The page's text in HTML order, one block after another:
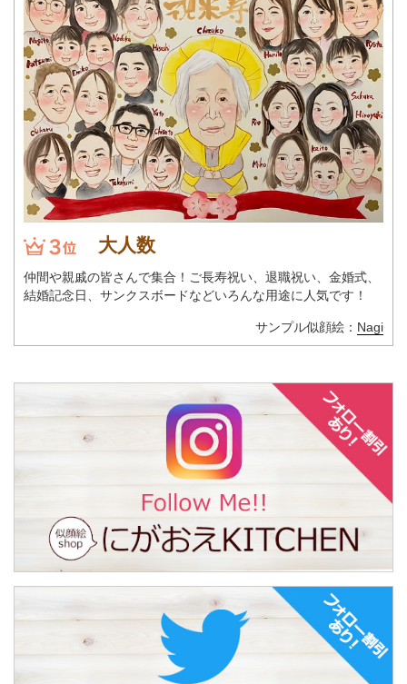
大人数
仲間や親戚の皆さんで集合！ご長寿祝い、退職祝い、金婚式、
結婚記念日、サンクスボードなどいろんな用途に人気です！
サンプル似顔絵： Nagi